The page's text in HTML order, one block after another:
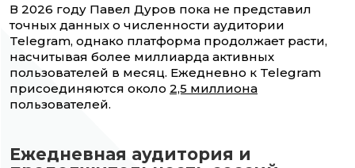
В 2026 году Павел Дуров пока не представил
точных данных о численности аудитории
Telegram, однако платформа продолжает расти,
насчитывая более миллиарда активных
пользователей в месяц. Ежедневно к Telegram
присоединяются около 2,5 миллиона
пользователей.
Ежедневная аудитория и